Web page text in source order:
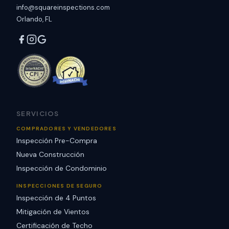
info@squareinspections.com
Orlando, FL
SERVICIOS
COMPRADORES Y VENDEDORES
Inspección Pre-Compra
Nueva Construcción
Inspección de Condominio
INSPECCIONES DE SEGURO
Inspección de 4 Puntos
Mitigación de Vientos
Certificación de Techo